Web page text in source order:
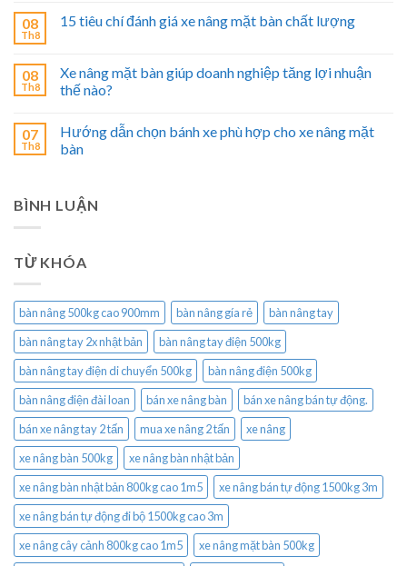
08
Th8
15 tiêu chí đánh giá xe nâng mặt bàn chất lượng
08
Th8
Xe nâng mặt bàn giúp doanh nghiệp tăng lợi nhuận
thế nào?
07
Th8
Hướng dẫn chọn bánh xe phù hợp cho xe nâng mặt
bàn
BÌNH LUẬN
TỪ KHÓA
bàn nâng 500kg cao 900mm bàn nâng gía rẻ
bàn nâng tay
bàn nâng tay 2x nhật bản
bàn nâng tay điện 500kg
bàn nâng tay điện di chuyển 500kg
bàn nâng điện 500kg
bàn nâng điện đài loan
bán xe nâng bàn
bán xe nâng bán tự động.
bán xe nâng tay 2 tấn
mua xe nâng 2 tấn
xe nâng
xe nâng bàn 500kg
xe nâng bàn nhật bản
xe nâng bàn nhật bản 800kg cao 1m5
xe nâng bán tự động 1500kg 3m
xe nâng bán tự động đi bộ 1500kg cao 3m
xe nâng cây cảnh 800kg cao 1m5
xe nâng mặt bàn 500kg